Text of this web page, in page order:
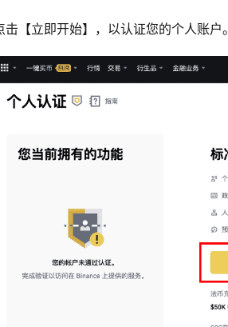
击【立即开始】，以认证您的个人账户。